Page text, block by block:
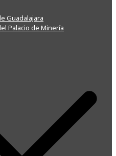
Guadalajara
Palacio de Minería